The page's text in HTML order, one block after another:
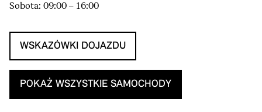
Sobota: 09:00 – 16:00
WSKAZÓWKI DOJAZDU
POKAŻ WSZYSTKIE SAMOCHODY